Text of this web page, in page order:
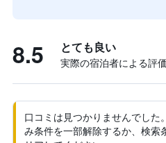
8.5 とても良い
実際の宿泊者による評
口コミは見つかりませんでした
み条件を一部解除するか、検索